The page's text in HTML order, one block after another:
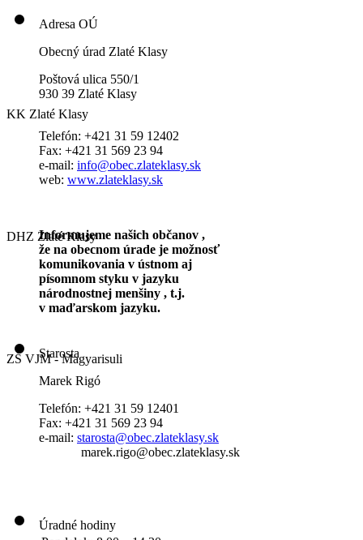
KK Zlaté Klasy
DHZ Zlaté Klasy
ZŠ VJM - Magyarisuli
Adresa OÚ
Obecný úrad Zlaté Klasy
Poštová ulica 550/1
930 39 Zlaté Klasy
Telefón: +421 31 59 12402
Fax: +421 31 569 23 94
e-mail: info@obec.zlateklasy.sk
web: www.zlateklasy.sk
Informujeme našich občanov ,
že na obecnom úrade je možnosť
komunikovania v ústnom aj
písomnom styku v jazyku
národnostnej menšiny , t.j.
v maďarskom jazyku.
Starosta
Marek Rigó
Telefón: +421 31 59 12401
Fax: +421 31 569 23 94
e-mail: starosta@obec.zlateklasy.sk
marek.rigo@obec.zlateklasy.sk
Úradné hodiny